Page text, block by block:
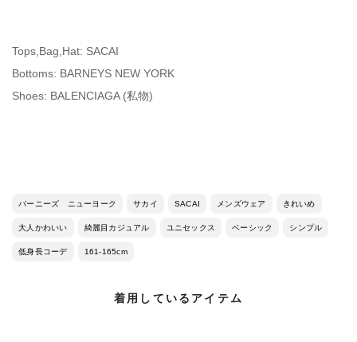
Tops,Bag,Hat: SACAI
Bottoms: BARNEYS NEW YORK
Shoes: BALENCIAGA (私物)
バーニーズ ニューヨーク サカイ SACAI メンズウェア きれいめ
大人かわいい 綺麗目カジュアル ユニセックス ベーシック シンプル
低身長コーデ 161-165cm
着用しているアイテム